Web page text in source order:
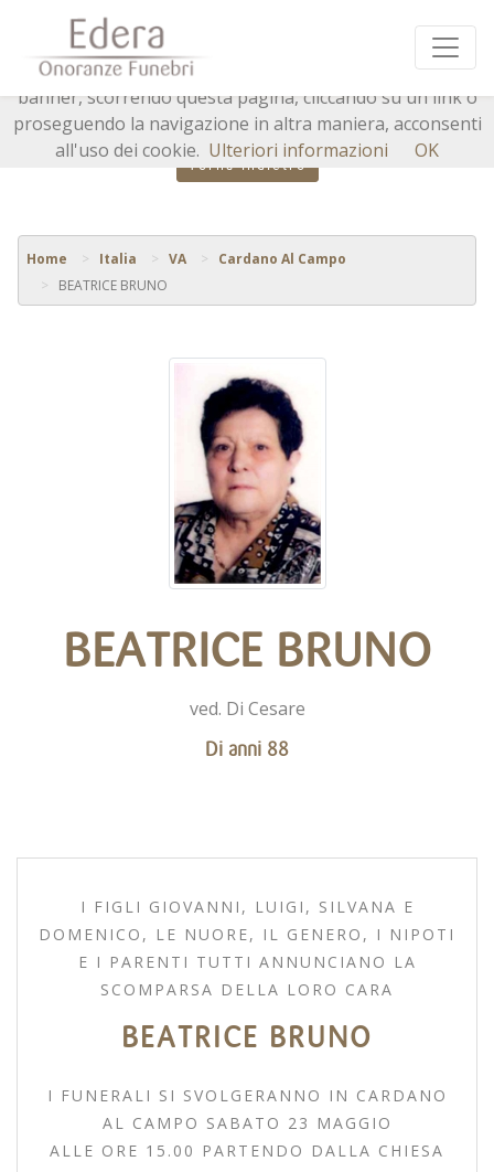
Torna indietro
Home Italia VA
Cardano Al Campo
BEATRICE BRUNO
BEATRICE BRUNO
ved. Di Cesare
Di anni 88
I FIGLI GIOVANNI, LUIGI, SILVANA E
DOMENICO, LE NUORE, IL GENERO, I NIPOTI
E I PARENTI TUTTI ANNUNCIANO LA
SCOMPARSA DELLA LORO CARA
BEATRICE BRUNO
I FUNERALI SI SVOLGERANNO IN CARDANO
AL CAMPO SABATO 23 MAGGIO
ALLE ORE 15.00 PARTENDO DALLA CHIESA
Questo sito o gli strumenti terzi da questo utilizzati si
avvalgono di cookie necessari al funzionamento ed utili
alle finalità illustrate nella cookie policy. Chiudendo questo
banner, scorrendo questa pagina, cliccando su un link o
proseguendo la navigazione in altra maniera, acconsenti
all'uso dei cookie. Ulteriori informazioni OK